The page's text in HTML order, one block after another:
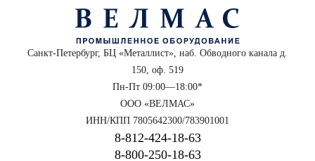
Санкт-Петербург, БЦ «Металлист», наб. Обводного канала д.
150, оф. 519
Пн-Пт 09:00—18:00*
ООО «ВЕЛМАС»
ИНН/КПП 7805642300/783901001
8‑812‑424‑18‑63
8‑800‑250‑18‑63